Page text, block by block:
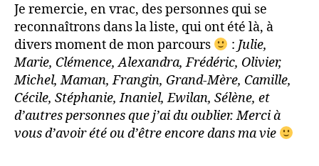
Je remercie, en vrac, des personnes qui se
reconnaîtrons dans la liste, qui ont été là, à
divers moment de mon parcours
: Julie,
Marie, Clémence, Alexandra, Frédéric, Olivier,
Michel, Maman, Frangin, Grand-Mère, Camille,
Cécile, Stéphanie, Inaniel, Ewilan, Sélène, et
d’autres personnes que j’ai du oublier. Merci à
vous d’avoir été ou d’être encore dans ma vie